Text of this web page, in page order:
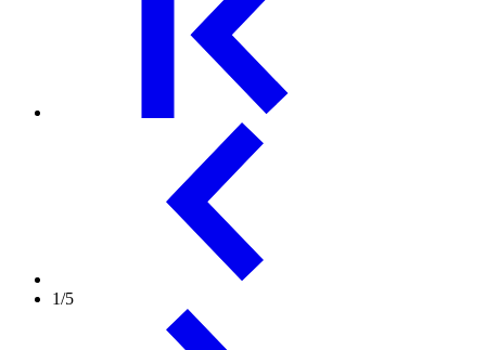
1/5